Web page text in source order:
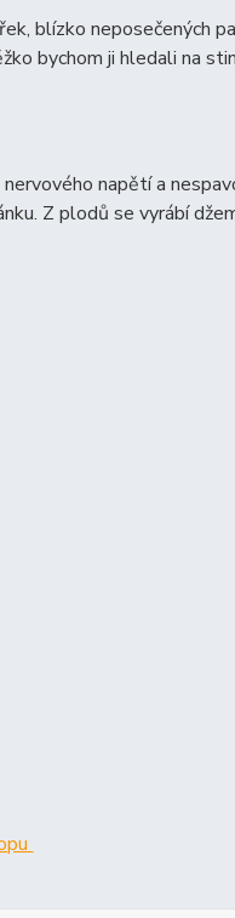
blízko neposečených
bychom ji hledali na
napětí a
Z plodů se vyrábí